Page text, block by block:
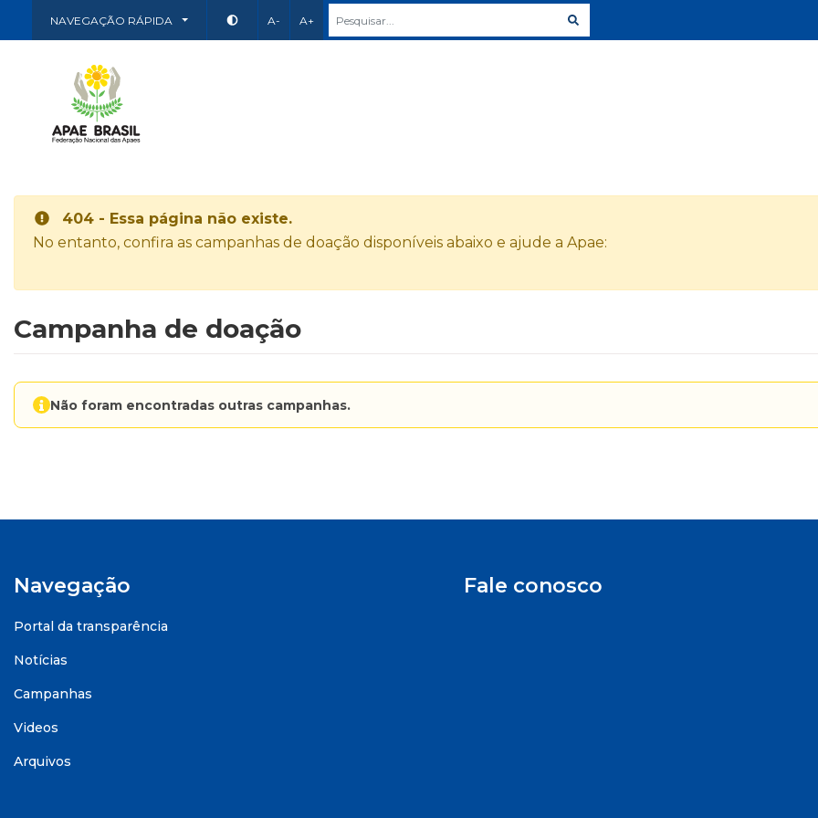
NAVEGAÇÃO RÁPIDA A- A+
404 - Essa página não existe.
No entanto, confira as campanhas de doação disponíveis abaixo e ajude a Apae:
Campanha de doação
Não foram encontradas outras campanhas.
Navegação
Portal da transparência
Notícias
Campanhas
Videos
Arquivos
Fale conosco